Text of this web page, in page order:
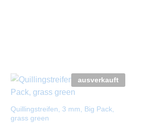
ausverkauft
Quillingstreifen, 3 mm, Big Pack,
grass green